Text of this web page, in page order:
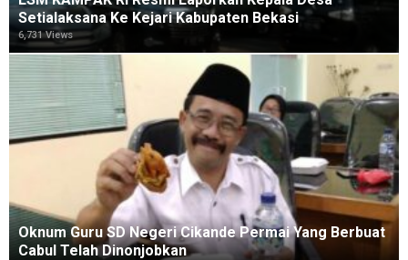
Setialaksana Ke Kejari Kabupaten Bekasi
6,731 Views
Oknum Guru SD Negeri Cikande Permai Yang Berbuat
Cabul Telah Dinonjobkan